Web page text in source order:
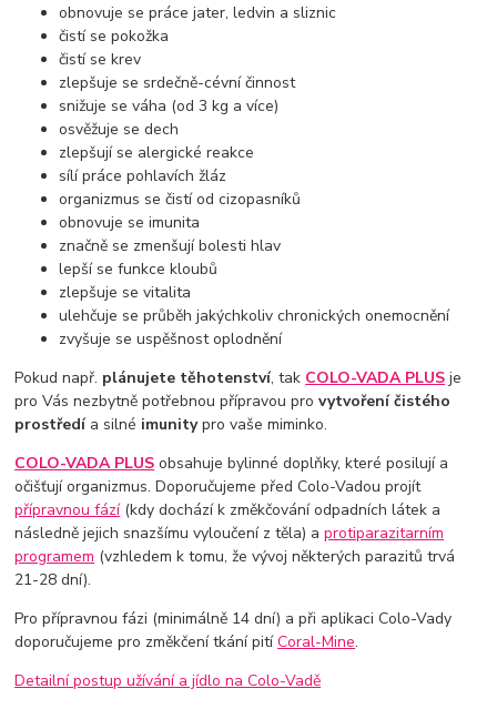
obnovuje se práce jater, ledvin a sliznic
čistí se pokožka
čistí se krev
zlepšuje se srdečně-cévní činnost
snižuje se váha (od 3 kg a více)
osvěžuje se dech
zlepšují se alergické reakce
sílí práce pohlavích žláz
organizmus se čistí od cizopasníků
obnovuje se imunita
značně se zmenšují bolesti hlav
lepší se funkce kloubů
zlepšuje se vitalita
ulehčuje se průběh jakýchkoliv chronických onemocnění
zvyšuje se uspěšnost oplodnění
Pokud např. plánujete těhotenství, tak COLO-VADA PLUS je
pro Vás nezbytně potřebnou přípravou provytvoření čistého
prostředía silné imunitypro vaše miminko.
COLO-VADA PLUS obsahuje bylinné doplňky, které posilují a
očišťují organizmus. Doporučujeme před Colo-Vadou projít
přípravnou fází(kdy dochází k změkčování odpadních látek a
následně jejich snazšímu vyloučení z těla) aprotiparazitarním
programem (vzhledem k tomu, že vývoj některých parazitů trvá
21-28 dní).
Pro přípravnou fázi (minimálně 14 dní) a při aplikaci Colo-Vady
doporučujeme pro změkčení tkání pitíCoral-Mine.
Detailní postup užívání a jídlo na Colo-Vadě